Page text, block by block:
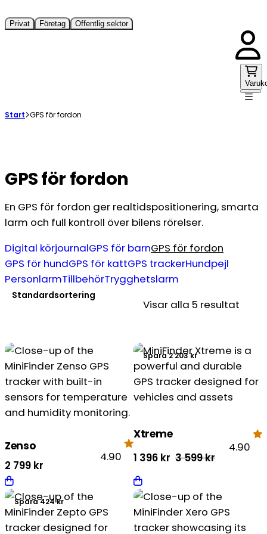
Privat Företag Offentlig sektor
Start GPS för fordon
GPS för fordon
En GPS för fordon ger realtidspositionering, smarta
larm och full kontroll över bilens rörelser.
Digital körjournalGPS för barnGPS för fordon
GPS för hundGPS för kattGPS trackerHundpejl
PersonlarmTillbehörTrygghetslarm
Visar alla 5 resultat
Zenso
2 799 kr
4.90
Xtreme
3 599kr
Det
ursprungliga
priset
var:
3
1 396 kr
Det
nuvarande
priset
är:
1
Spara 2 203 kr
4.90
Spara 424 kr